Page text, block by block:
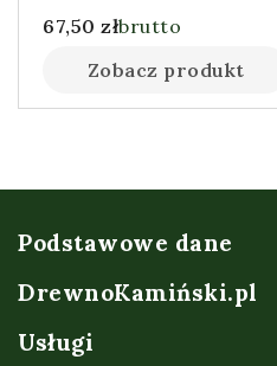
67,50 złbrutto
Zobacz produkt
Podstawowe dane
DrewnoKamiński.pl
Usługi